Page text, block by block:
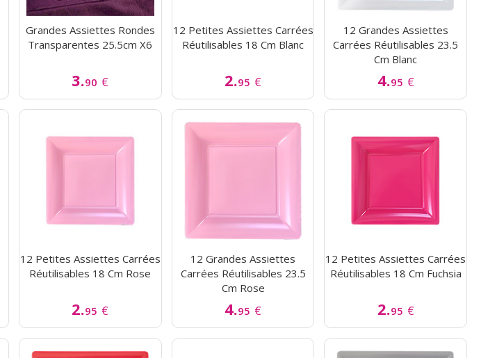
Grandes Assiettes Rondes
Transparentes 25.5cm X6
3.90 €
12 Petites Assiettes Carrées
Réutilisables 18 Cm Blanc
2.95 €
12 Grandes Assiettes
Carrées Réutilisables 23.5
Cm Blanc
4.95 €
12 Petites Assiettes Carrées
Réutilisables 18 Cm Rose
2.95 €
12 Grandes Assiettes
Carrées Réutilisables 23.5
Cm Rose
4.95 €
12 Petites Assiettes Carrées
Réutilisables 18 Cm Fuchsia
2.95 €